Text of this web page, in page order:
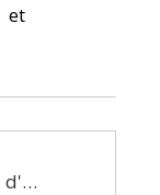
et
Mémoire cellulaire et loi d'attraction